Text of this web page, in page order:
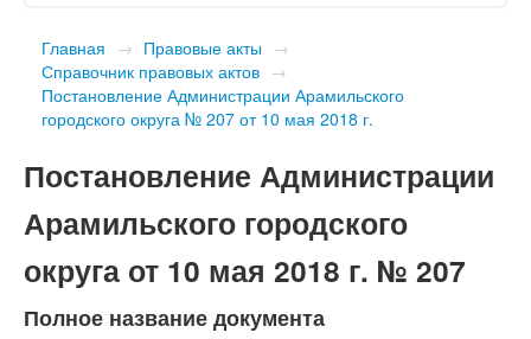
Главная → Правовые акты →
Справочник правовых актов →
Постановление Администрации Арамильского
городского округа № 207 от 10 мая 2018 г.
Постановление Администрации
Арамильского городского
округа от 10 мая 2018 г. № 207
Полное название документа